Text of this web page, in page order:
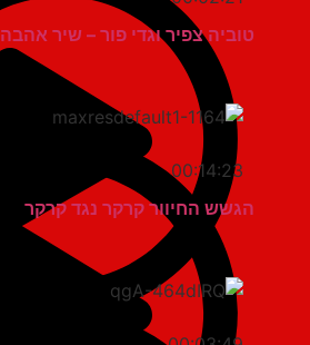
טוביה צפיר וגדי פור – שיר אהבה חרדי (1990)
00:14:23
הגשש החיוור קרקר נגד קרקר